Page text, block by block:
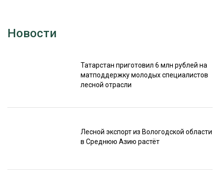
Новости
Татарстан приготовил 6 млн рублей на
матподдержку молодых специалистов
лесной отрасли
Лесной экспорт из Вологодской области
в Среднюю Азию растёт